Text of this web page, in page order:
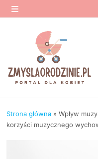
Przejdź
do
MENU
Strona główna »Wpływ
korzyści muzycznego